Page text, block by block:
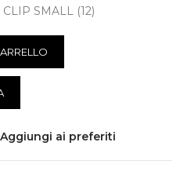
SMALL (12)
Aggiungi ai preferiti